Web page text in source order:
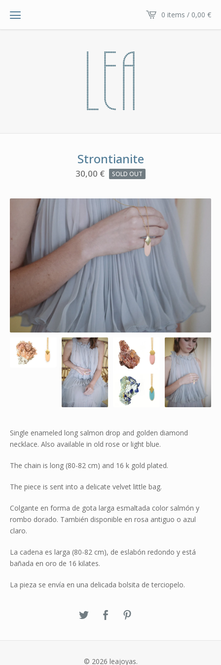
0 items / 0,00 €
Strontianite
30,00 € SOLD OUT
Single enameled long salmon drop and golden diamond
necklace. Also available in old rose or light blue.
The chain is long (80-82 cm) and 16 k gold plated.
The piece is sent into a delicate velvet little bag.
Colgante en forma de gota larga esmaltada color salmón y
rombo dorado. También disponible en rosa antiguo o azul
claro.
La cadena es larga (80-82 cm), de eslabón redondo y está
bañada en oro de 16 kilates.
La pieza se envía en una delicada bolsita de terciopelo.
© 2026 leajoyas.